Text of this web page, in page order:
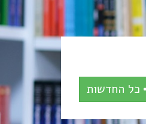
כל החדשות